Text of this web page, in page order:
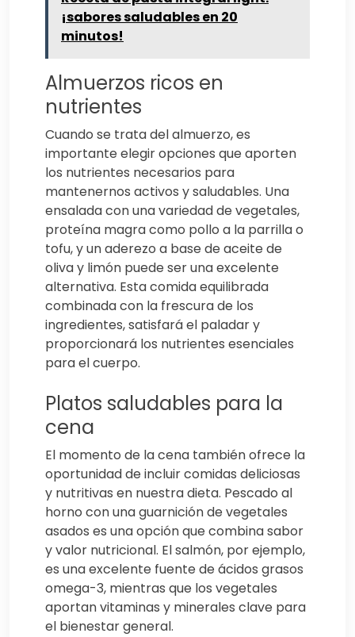
¡sabores saludables en 20
minutos!
Almuerzos ricos en
nutrientes
Cuando se trata del almuerzo, es
importante elegir opciones que aporten
los nutrientes necesarios para
mantenernos activos y saludables. Una
ensalada con una variedad de vegetales,
proteína magra como pollo a la parrilla o
tofu, y un aderezo a base de aceite de
oliva y limón puede ser una excelente
alternativa. Esta comida equilibrada
combinada con la frescura de los
ingredientes, satisfará el paladar y
proporcionará los nutrientes esenciales
para el cuerpo.
Platos saludables para la
cena
El momento de la cena también ofrece la
oportunidad de incluir comidas deliciosas
y nutritivas en nuestra dieta. Pescado al
horno con una guarnición de vegetales
asados es una opción que combina sabor
y valor nutricional. El salmón, por ejemplo,
es una excelente fuente de ácidos grasos
omega-3, mientras que los vegetales
aportan vitaminas y minerales clave para
el bienestar general.